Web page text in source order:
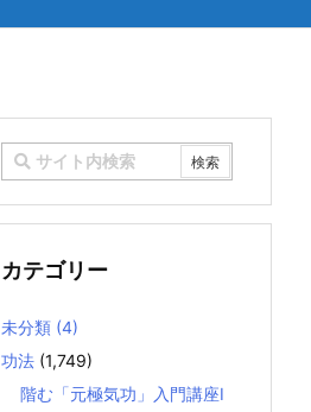
カテゴリー
未分類 (4)
功法 (1,749)
階む「元極気功」入門講座Ⅰ